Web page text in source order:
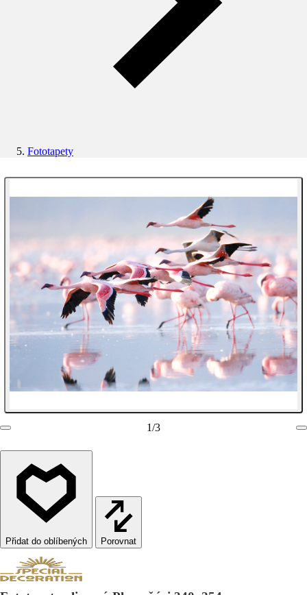
Fototapety
1/3
Porovnat